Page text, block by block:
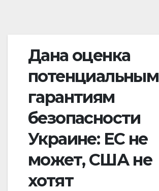
Дана оценка
потенциальным
гарантиям
безопасности
Украине: ЕС не
может, США не
хотят